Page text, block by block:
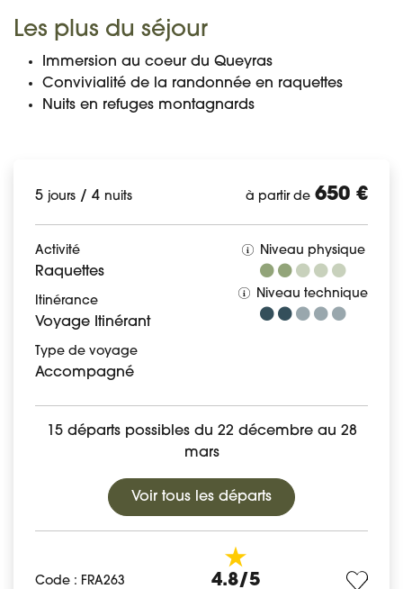
Les plus du séjour
Immersion au coeur du Queyras
Convivialité de la randonnée en raquettes
Nuits en refuges montagnards
5 jours / 4 nuits à partir de 650 €
Activité
Raquettes
Itinérance
Voyage Itinérant
Type de voyage
Accompagné
Niveau physique
Niveau technique
15 départs possibles du 22 décembre au 28
mars
Voir tous les départs
Code : FRA263 4.8/5